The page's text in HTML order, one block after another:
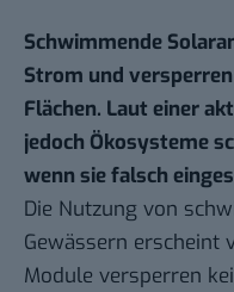
Schwimmende
Strom und
Flächen. Laut einer
jedoch Ökosysteme
wenn sie falsch
Die Nutzung von
Gewässern erscheint
Module versperren